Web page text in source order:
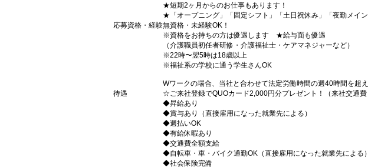
★短期2ヶ月からのお仕事もあります！
★「オープニング」「固定シフト」「土日祝休み」「夜勤メイ
応募資格・経験無資格・未経験OK！
※資格をお持ちの方は優遇します ★給与面も優遇
（介護職員初任者研修・介護福祉士・ケアマネジャーなど）
※22時〜翌5時は18歳以上
※福祉系の学校に通う学生さんOK
Wワークの場合、当社と合わせて法定労働時間の週40時間を超
待遇
☆ご来社登録でQUOカード2,000円分プレゼント！（来社交通費
◆昇給あり
◆賞与あり（直接雇用になった就業先による）
◆週払いOK
◆有給休暇あり
◆交通費全額支給
◆自転車・車・バイク通勤OK（直接雇用になった就業先による）
◆社会保険完備